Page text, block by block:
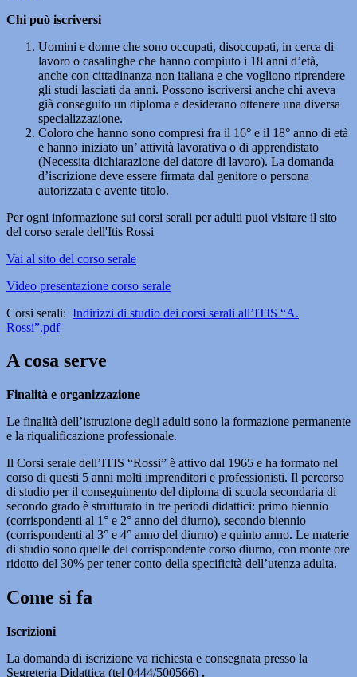
Chi può iscriversi
Uomini e donne che sono occupati, disoccupati, in cerca di
lavoro o casalinghe che hanno compiuto i 18 anni d’età,
anche con cittadinanza non italiana e che vogliono riprendere
gli studi lasciati da anni. Possono iscriversi anche chi aveva
già conseguito un diploma e desiderano ottenere una diversa
specializzazione.
Coloro che hanno sono compresi fra il 16° e il 18° anno di età
e hanno iniziato un’ attività lavorativa o di apprendistato
(Necessita dichiarazione del datore di lavoro). La domanda
d’iscrizione deve essere firmata dal genitore o persona
autorizzata e avente titolo.
Per ogni informazione sui corsi serali per adulti puoi visitare il sito
del corso serale dell'Itis Rossi
Vai al sito del corso serale
Video presentazione corso serale
Corsi serali: Indirizzi di studio dei corsi serali all’ITIS “A.
Rossi”.pdf
A cosa serve
Finalità e organizzazione
Le finalità dell’istruzione degli adulti sono la formazione permanente
e la riqualificazione professionale.
Il Corsi serale dell’ITIS “Rossi” è attivo dal 1965 e ha formato nel
corso di questi 5 anni molti imprenditori e professionisti. Il percorso
di studio per il conseguimento del diploma di scuola secondaria di
secondo grado è strutturato in tre periodi didattici: primo biennio
(corrispondenti al 1° e 2° anno del diurno), secondo biennio
(corrispondenti al 3° e 4° anno del diurno) e quinto anno. Le materie
di studio sono quelle del corrispondente corso diurno, con monte ore
ridotto del 30% per tener conto della specificità dell’utenza adulta.
Come si fa
Iscrizioni
La domanda di iscrizione va richiesta e consegnata presso la
Segreteria Didattica (tel 0444/500566) .